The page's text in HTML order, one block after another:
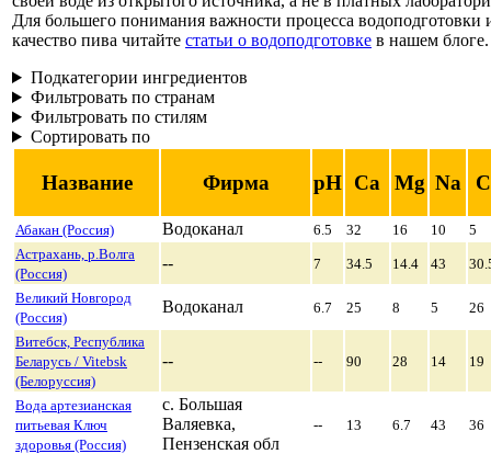
Для большего понимания важности процесса водоподготовки
качество пива читайте статьи о водоподготовке в нашем блоге.
Подкатегории ингредиентов
Фильтровать по странам
Фильтровать по стилям
Сортировать по
Название Фирма pH Ca Mg Na
Абакан (Россия) Водоканал 6.5 32 16 10
5
Астрахань, р.Волга
(Россия)
-- 7 34.5 14.4 43
Великий Новгород
(Россия)
Водоканал 6.7 25 8 5 26
Витебск, Республика
Беларусь / Vitebsk
(Белоруссия)
-- -- 90 28 14 19
Вода артезианская
питьевая Ключ
здоровья (Россия)
с. Большая
Валяевка,
Пензенская обл
-- 13 6.7 43 36